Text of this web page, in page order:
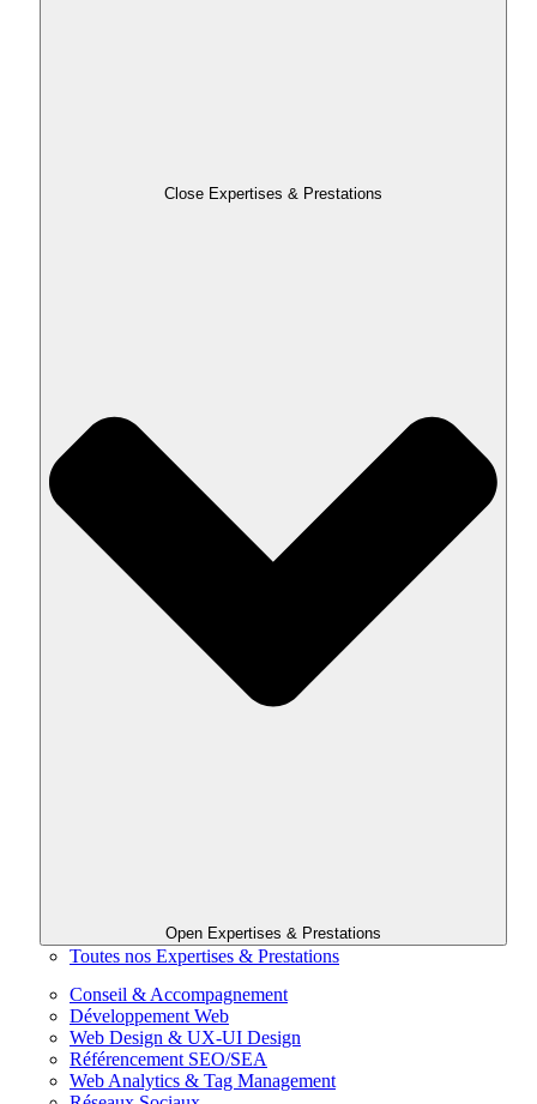
Close Expertises & Prestations
Open Expertises & Prestations
Toutes nos Expertises & Prestations
Conseil & Accompagnement
Développement Web
Web Design & UX-UI Design
Référencement SEO/SEA
Web Analytics & Tag Management